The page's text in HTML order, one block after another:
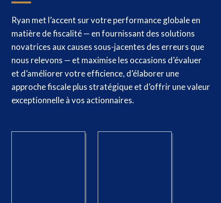
Ryan met l’accent sur votre performance globale en
matière de fiscalité — en fournissant des solutions
novatrices aux causes sous-jacentes des erreurs que
nous relevons — et maximise les occasions d’évaluer
et d’améliorer votre efficience, d’élaborer une
approche fiscale plus stratégique et d’offrir une valeur
exceptionnelle à vos actionnaires.